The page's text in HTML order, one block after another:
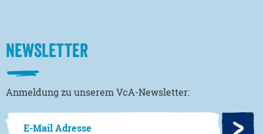
NEWSLETTER
Anmeldung zu unserem VcA-Newsletter: